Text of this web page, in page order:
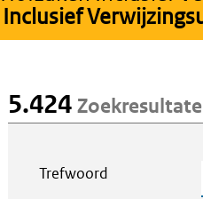
5.424
Trefwoord